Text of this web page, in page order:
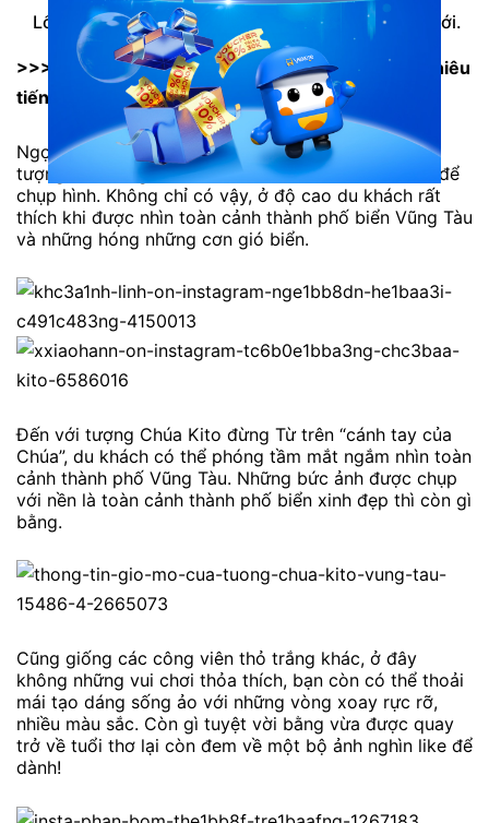
Lốp xe đã mòn thì nên thay toàn bộ săm lốp xe mới.
>>> Tham khảo thêm: Sài Gòn đi Vũng Tàu bao nhiêu
tiếng?
Ngọn Hải Đăng được xem là một trong những biểu
tượng của Vũng Tàu. Thu hút rất nhiều bạn trẻ đến để
chụp hình. Không chỉ có vậy, ở độ cao du khách rất
thích khi được nhìn toàn cảnh thành phố biển Vũng Tàu
và những hóng những cơn gió biển.
Đến với tượng Chúa Kito đừng Từ trên “cánh tay của
Chúa”, du khách có thể phóng tầm mắt ngắm nhìn toàn
cảnh thành phố Vũng Tàu. Những bức ảnh được chụp
với nền là toàn cảnh thành phố biển xinh đẹp thì còn gì
bằng.
Cũng giống các công viên thỏ trắng khác, ở đây
không những vui chơi thỏa thích, bạn còn có thể thoải
mái tạo dáng sống ảo với những vòng xoay rực rỡ,
nhiều màu sắc. Còn gì tuyệt vời bằng vừa được quay
trở về tuổi thơ lại còn đem về một bộ ảnh nghìn like để
dành!